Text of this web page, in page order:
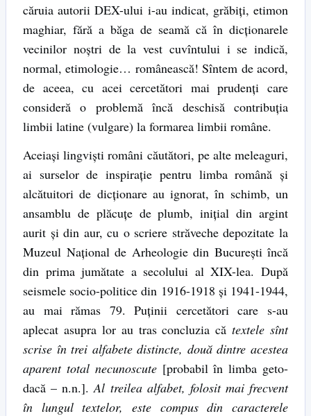
căruia autorii DEX-ului i-au indicat, grăbiţi, etimon
maghiar, fără a băga de seamă că în dicţionarele
vecinilor noştri de la vest cuvîntului i se indică,
normal, etimologie… românească! Sîntem de acord,
de aceea, cu acei cercetători mai prudenţi care
consideră o problemă încă deschisă contribuţia
limbii latine (vulgare) la formarea limbii române.
Aceiaşi lingvişti români căutători, pe alte meleaguri,
ai surselor de inspiraţie pentru limba română şi
alcătuitori de dicţionare au ignorat, în schimb, un
ansamblu de plăcuţe de plumb, iniţial din argint
aurit şi din aur, cu o scriere străveche depozitate la
Muzeul Naţional de Arheologie din Bucureşti încă
din prima jumătate a secolului al XIX-lea. După
seismele socio-politice din 1916-1918 şi 1941-1944,
au mai rămas 79. Puţinii cercetători care s-au
aplecat asupra lor au tras concluzia cătextele sînt
scrise în trei alfabete distincte, două dintre acestea
aparent total necunoscute[probabil în limba geto-
dacă – n.n.].Al treilea alfabet, folosit mai frecvent
în lungul textelor, este compus din caracterele